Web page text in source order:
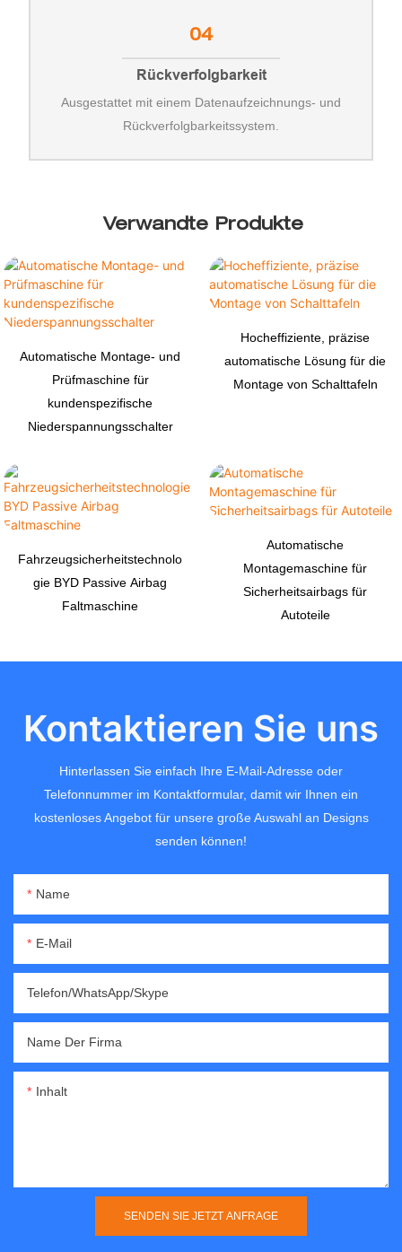
04
Rückverfolgbarkeit
Ausgestattet mit einem Datenaufzeichnungs- und
Rückverfolgbarkeitssystem.
Verwandte Produkte
Automatische Montage- und
Prüfmaschine für
kundenspezifische
Niederspannungsschalter
Hocheffiziente, präzise
automatische Lösung für die
Montage von Schalttafeln
Fahrzeugsicherheitstechnolo
gie BYD Passive Airbag
Faltmaschine
Automatische
Montagemaschine für
Sicherheitsairbags für
Autoteile
Kontaktieren Sie uns
Hinterlassen Sie einfach Ihre E-Mail-Adresse oder
Telefonnummer im Kontaktformular, damit wir Ihnen ein
kostenloses Angebot für unsere große Auswahl an Designs
senden können!
Name
E-Mail
Telefon/WhatsApp/Skype
Name Der Firma
Inhalt
SENDEN SIE JETZT ANFRAGE